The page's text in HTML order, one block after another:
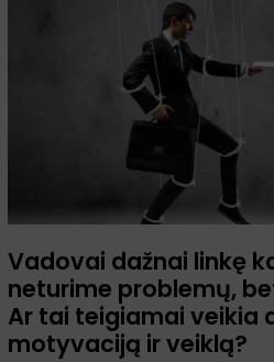
Vadovai dažnai linkę
neturime problemų,
Ar tai teigiamai veikia
motyvaciją ir veiklą?